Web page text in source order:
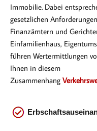
Immobilie. Dabei
gesetzlichen
Finanzämtern und
Einfamilienhaus,
führen Wertermittlungen
Ihnen in diesem
Zusammenhang